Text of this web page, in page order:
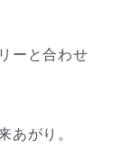
ーと合わせ
あがり。